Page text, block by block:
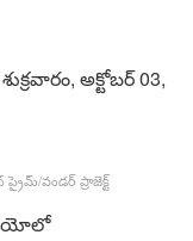
శుక్రవారం, అక్టోబర్ 03,
వండర్ ప్రాజెక్ట్